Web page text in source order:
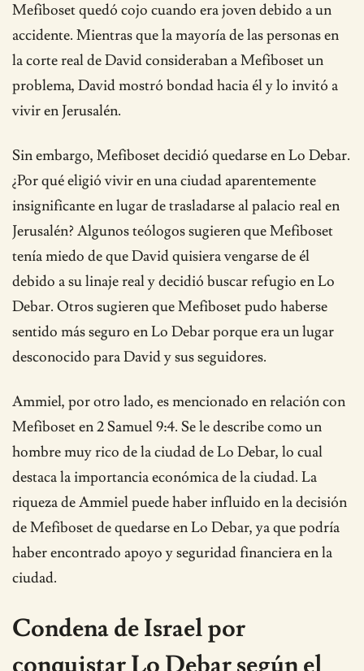
Mefiboset quedó cojo cuando era joven debido a un
accidente. Mientras que la mayoría de las personas en
la corte real de David consideraban a Mefiboset un
problema, David mostró bondad hacia él y lo invitó a
vivir en Jerusalén.
Sin embargo, Mefiboset decidió quedarse en Lo Debar.
¿Por qué eligió vivir en una ciudad aparentemente
insignificante en lugar de trasladarse al palacio real en
Jerusalén? Algunos teólogos sugieren que Mefiboset
tenía miedo de que David quisiera vengarse de él
debido a su linaje real y decidió buscar refugio en Lo
Debar. Otros sugieren que Mefiboset pudo haberse
sentido más seguro en Lo Debar porque era un lugar
desconocido para David y sus seguidores.
Ammiel, por otro lado, es mencionado en relación con
Mefiboset en 2 Samuel 9:4. Se le describe como un
hombre muy rico de la ciudad de Lo Debar, lo cual
destaca la importancia económica de la ciudad. La
riqueza de Ammiel puede haber influido en la decisión
de Mefiboset de quedarse en Lo Debar, ya que podría
haber encontrado apoyo y seguridad financiera en la
ciudad.
Condena de Israel por